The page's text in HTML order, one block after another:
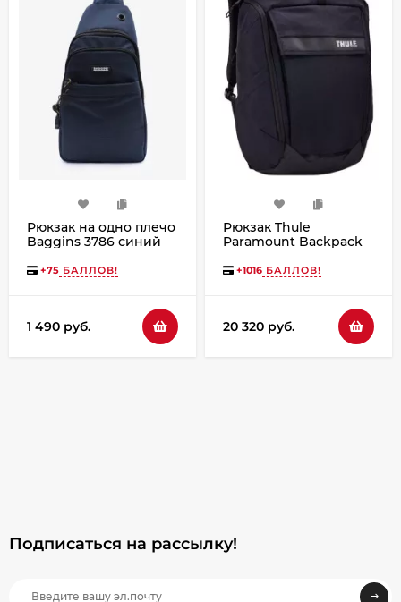
Рюкзак на одно плечо
Baggins 3786 синий
+75 БАЛЛОВ!
1 490 руб.
Рюкзак Thule
Paramount Backpack
+1016 БАЛЛОВ!
20 320 руб.
Подписаться на рассылкy!